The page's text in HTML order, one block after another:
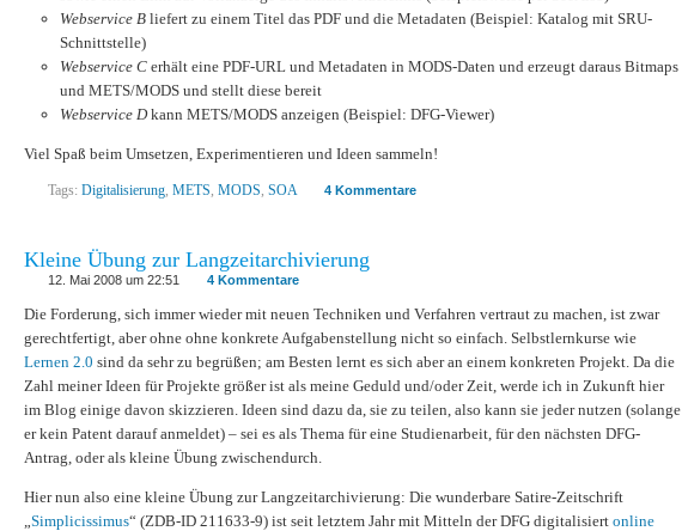
Webservice B liefert zu einem Titel das PDF und die Metadaten (Beispiel: Katalog mit SRU-
Schnittstelle)
Webservice C erhält eine PDF-URL und Metadaten in MODS-Daten und erzeugt daraus Bitmaps
und METS/MODS und stellt diese bereit
Webservice Dkann METS/MODS anzeigen (Beispiel: DFG-Viewer)
Viel Spaß beim Umsetzen, Experimentieren und Ideen sammeln!
Tags: Digitalisierung, METS, MODS, SOA 4 Kommentare
Kleine Übung zur Langzeitarchivierung
12. Mai 2008 um 22:51 4 Kommentare
Die Forderung, sich immer wieder mit neuen Techniken und Verfahren vertraut zu machen, ist zwar
gerechtfertigt, aber ohne ohne konkrete Aufgabenstellung nicht so einfach. Selbstlernkurse wie
Lernen 2.0 sind da sehr zu begrüßen; am Besten lernt es sich aber an einem konkreten Projekt. Da die
Zahl meiner Ideen für Projekte größer ist als meine Geduld und/oder Zeit, werde ich in Zukunft hier
im Blog einige davon skizzieren. Ideen sind dazu da, sie zu teilen, also kann sie jeder nutzen (solange
er kein Patent darauf anmeldet) – sei es als Thema für eine Studienarbeit, für den nächsten DFG-
Antrag, oder als kleine Übung zwischendurch.
Hier nun also eine kleine Übung zur Langzeitarchivierung: Die wunderbare Satire-Zeitschrift
„Simplicissimus“ (ZDB-ID 211633-9) ist seit letztem Jahr mit Mitteln der DFG digitalisiert online